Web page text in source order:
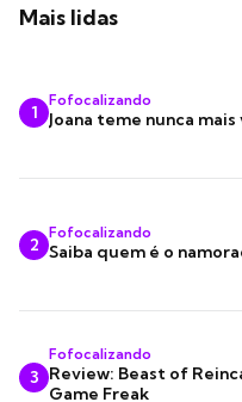
Mais lidas
1
Fofocalizando
Joana teme nunca
2
Fofocalizando
Saiba quem é o
3
Fofocalizando
Review: Beast of
Game Freak